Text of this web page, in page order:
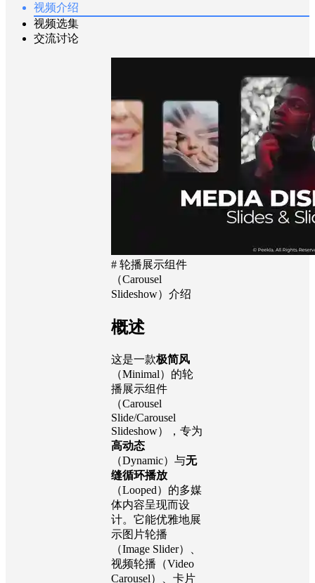
视频介绍
视频选集
交流讨论
# 轮播展示组件
（Carousel
Slideshow）介绍
概述
这是一款极简风
（Minimal）的轮
播展示组件
（Carousel
Slide/Carousel
Slideshow），专为
高动态
（Dynamic）与无
缝循环播放
（Looped）的多媒
体内容呈现而设
计。它能优雅地展
示图片轮播
（Image Slider）、
视频轮播（Video
Carousel）、卡片